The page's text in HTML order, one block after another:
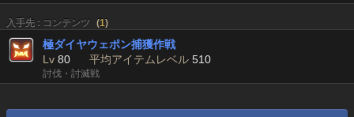
入手先 : コンテンツ (1)
極ダイヤウェポン捕獲作戦
Lv 80 平均アイテムレベル 510
討伐・討滅戦